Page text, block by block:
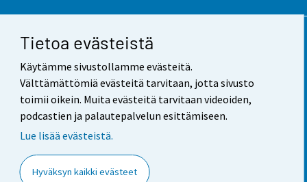
Tietoa evästeistä
Käytämme sivustollamme evästeitä.
Välttämättömiä evästeitä tarvitaan, jotta sivusto
toimii oikein. Muita evästeitä tarvitaan videoiden,
podcastien ja palautepalvelun esittämiseen.
Lue lisää evästeistä.
Hyväksyn kaikki evästeet
Yhteystiedot
Palaute
Käyttöehdot
Saavutettavuus